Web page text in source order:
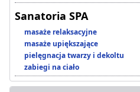
Sanatoria SPA
masaże relaksacyjne
masaże upiększające
pielęgnacja twarzy i dekoltu
zabiegi na ciało